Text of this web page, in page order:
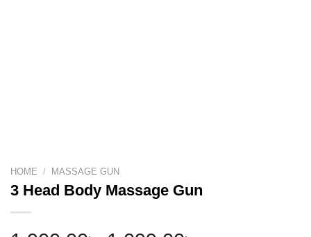
HOME / MASSAGE GUN
3 Head Body Massage Gun